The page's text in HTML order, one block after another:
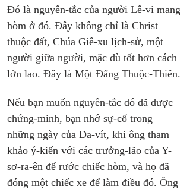
Đó là nguyên-tắc của người Lê-vi mang
hòm ở đó. Đây không chỉ là Christ
thuộc đất, Chúa Giê-xu lịch-sử, một
người giữa người, mặc dù tốt hơn cách
lớn lao. Đây là Một Đấng Thuộc-Thiên.
Nếu bạn muốn nguyên-tắc đó đã được
chứng-minh, bạn nhớ sự-cố trong
những ngày của Đa-vít, khi ông tham
khảo ý-kiến ​​với các trưởng-lão của Y-
sơ-ra-ên để rước chiếc hòm, và họ đã
đóng một chiếc xe để làm điều đó. Ông